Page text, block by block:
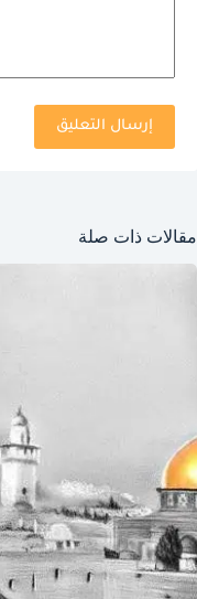
إرسال التعليق
مقالات ذات صلة